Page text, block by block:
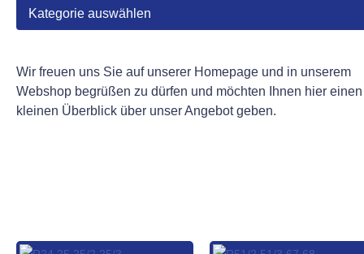
Kategorie auswählen
Wir freuen uns Sie auf unserer Homepage und in unserem
Webshop begrüßen zu dürfen und möchten Ihnen hier einen
kleinen Überblick über unser Angebot geben.